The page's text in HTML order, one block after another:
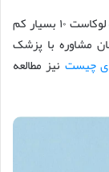
تداخل دارویی با داروهای دیگر در مورد قرص مونته لوکاست ۱۰ بسیار کم
مشاوره با پزشک
چیست نیز مطالعه